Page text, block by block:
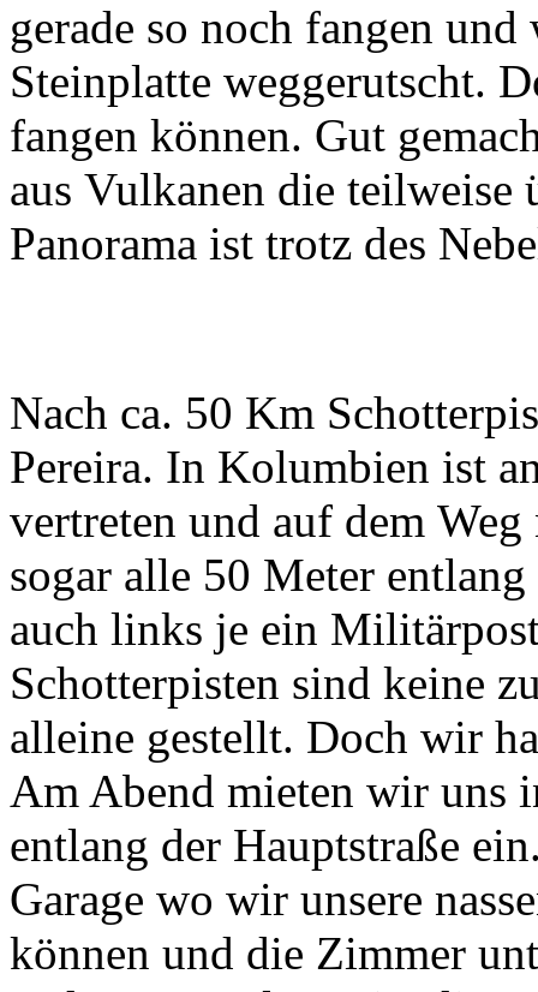
gerade so noch fangen
Steinplatte weggerutscht.
fangen können. Gut
aus Vulkanen die teilweise
Panorama ist trotz des
Nach ca. 50 Km
Pereira. In Kolumbien ist
vertreten und auf dem
sogar alle 50 Meter
auch links je ein
Schotterpisten sind keine
alleine gestellt. Doch wir
Am Abend mieten wir uns
entlang der Hauptstraße
Garage wo wir unsere
können und die Zimmer